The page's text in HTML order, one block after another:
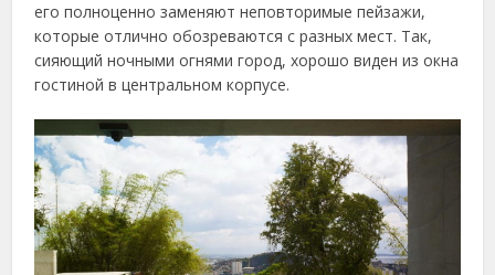
его полноценно заменяют неповторимые пейзажи,
которые отлично обозреваются с разных мест. Так,
сияющий ночными огнями город, хорошо виден из окна
гостиной в центральном корпусе.